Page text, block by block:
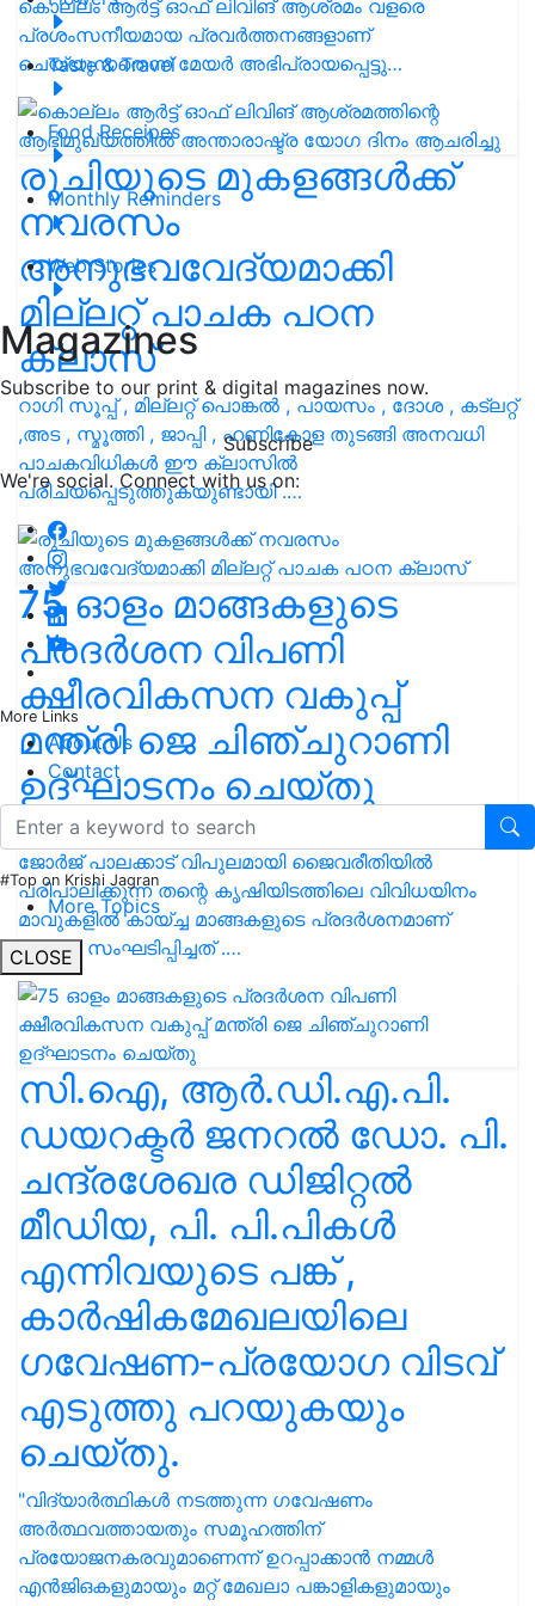
Taste & Travel
Food Receipes
Monthly Reminders
Web Stories
Magazines
Subscribe to our print & digital magazines now.
Subscribe
We're social. Connect with us on:
More Links
About Us
Contact
#Top on Krishi Jagran
More Topics
CLOSE
കൊല്ലം ആർട്ട് ഓഫ് ലിവിങ് ആശ്രമം വളരെ
പ്രശംസനീയമായ പ്രവർത്തനങ്ങളാണ്
ചെയ്യുന്നതെന്ന് മേയർ അഭിപ്രായപ്പെട്ടു…
രുചിയുടെ മുകളങ്ങൾക്ക്
നവരസം
അനുഭവവേദ്യമാക്കി
മില്ലറ്റ് പാചക പഠന
ക്ലാസ്
റാഗി സൂപ്പ് , മില്ലറ്റ് പൊങ്കൽ , പായസം , ദോശ , കട്ലറ്റ്
,അട , സ്മൂത്തി , ജാപ്പി , ഹണികോള തുടങ്ങി അനവധി
പാചകവിധികൾ ഈ ക്ലാസിൽ
പരിചയപ്പെടുത്തുകയുണ്ടായി .…
75 ഓളം മാങ്ങകളുടെ
പ്രദർശന വിപണി
ക്ഷീരവികസന വകുപ്പ്
മന്ത്രി ജെ ചിഞ്ചുറാണി
ഉദ്ഘാടനം ചെയ്തു
സംസ്ഥാന കർഷക അവാർഡ് ജേതാവ് ബ്ലൈസി
ജോർജ് പാലക്കാട് വിപുലമായി ജൈവരീതിയിൽ
പരിപാലിക്കുന്ന തന്റെ കൃഷിയിടത്തിലെ വിവിധയിനം
മാവുകളിൽ കായ്ച്ച മാങ്ങകളുടെ പ്രദർശനമാണ്
ഇവിടെ സംഘടിപ്പിച്ചത് .…
സി.ഐ, ആർ.ഡി.എ.പി.
ഡയറക്ടർ ജനറൽ ഡോ. പി.
ചന്ദ്രശേഖര ഡിജിറ്റൽ
മീഡിയ, പി. പി.പികൾ
എന്നിവയുടെ പങ്ക് ,
കാർഷികമേഖലയിലെ
ഗവേഷണ-പ്രയോഗ വിടവ്
എടുത്തു പറയുകയും
ചെയ്തു.
"വിദ്യാർത്ഥികൾ നടത്തുന്ന ഗവേഷണം
അർത്ഥവത്തായതും സമൂഹത്തിന്
പ്രയോജനകരവുമാണെന്ന് ഉറപ്പാക്കാൻ നമ്മൾ
എൻജിഒകളുമായും മറ്റ് മേഖലാ പങ്കാളികളുമായും